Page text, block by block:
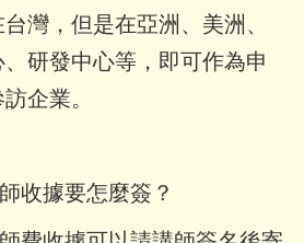
灣，但是在亞洲、美洲、
研發中心等，即可作為申
企業。
收據要怎麼簽？